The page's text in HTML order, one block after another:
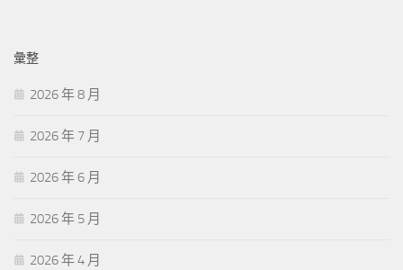
彙整
2026 年 8 月
2026 年 7 月
2026 年 6 月
2026 年 5 月
2026 年 4 月